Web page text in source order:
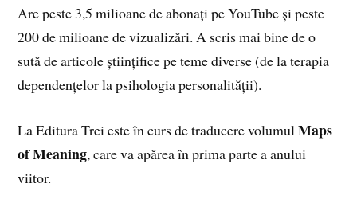
Are peste 3,5 milioane de abonați pe YouTube și peste
200 de milioane de vizualizări. A scris mai bine de o
sută de articole științifice pe teme diverse (de la terapia
dependențelor la psihologia personalității).
La Editura Trei este în curs de traducere volumulMaps
of Meaning, care va apărea în prima parte a anului
viitor.